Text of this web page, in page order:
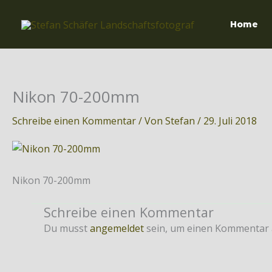
Inhalt
Home
Nikon 70-200mm
Schreibe einen Kommentar/ Von Stefan / 29. Juli 2018
Nikon 70-200mm
Schreibe einen Kommentar
Du musstangemeldet sein, um einen